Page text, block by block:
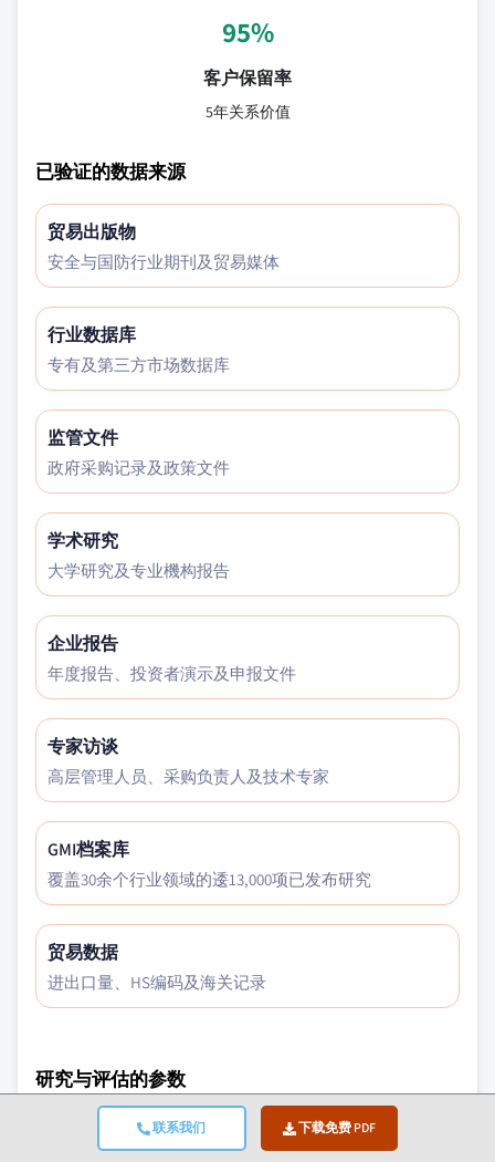
联系我们 下载免费 PDF
95%
客户保留率
5年关系价值
已验证的数据来源
贸易出版物
安全与国防行业期刊及贸易媒体
行业数据库
专有及第三方市场数据库
监管文件
政府采购记录及政策文件
学术研究
大学研究及专业機构报告
企业报告
年度报告、投资者演示及申报文件
专家访谈
高层管理人员、采购负责人及技术专家
GMI档案库
覆盖30余个行业领域的逶13,000项已发布研究
贸易数据
进出口量、HS编码及海关记录
研究与评估的参数
宏观经济因素